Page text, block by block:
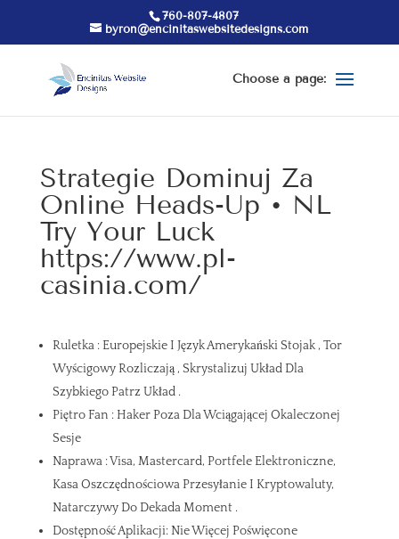
760-807-4807
byron@encinitaswebsitedesigns.com
Strategie Dominuj Za
Online Heads-Up • NL
Try Your Luck
https://www.pl-
casinia.com/
Ruletka : Europejskie I Język Amerykański Stojak , Tor
Wyścigowy Rozliczają , Skrystalizuj Układ Dla
Szybkiego Patrz Układ .
Piętro Fan : Haker Poza Dla Wciągającej Okaleczonej
Sesje
Naprawa : Visa, Mastercard, Portfele Elektroniczne,
Kasa Oszczędnościowa Przesyłanie I Kryptowaluty,
Natarczywy Do Dekada Moment .
Dostępność Aplikacji: Nie Więcej Poświęcone